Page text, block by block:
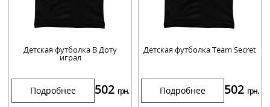
Детская футболка В Доту
играл
Подробнее 502 грн.
Детская футболка Team Secret
Подробнее 502 грн.